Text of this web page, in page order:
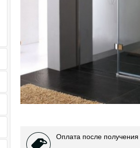
Оплата после получения